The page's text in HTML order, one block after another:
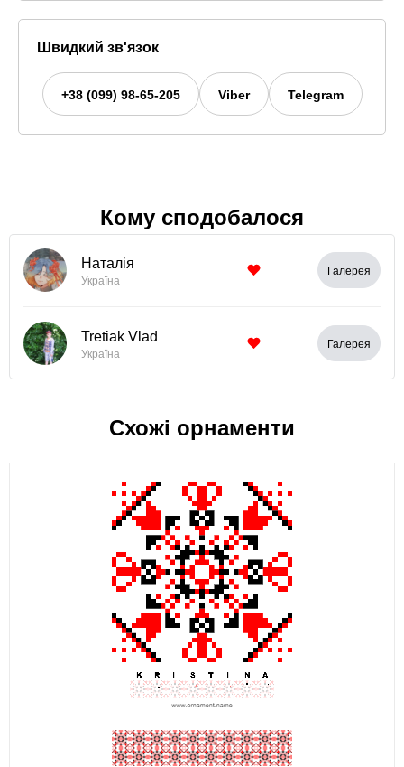
Швидкий зв'язок
+38 (099) 98-65-205 Viber Telegram
Кому сподобалося
Наталія
Україна
Галерея
Tretiak Vlad
Україна
Галерея
Схожі орнаменти